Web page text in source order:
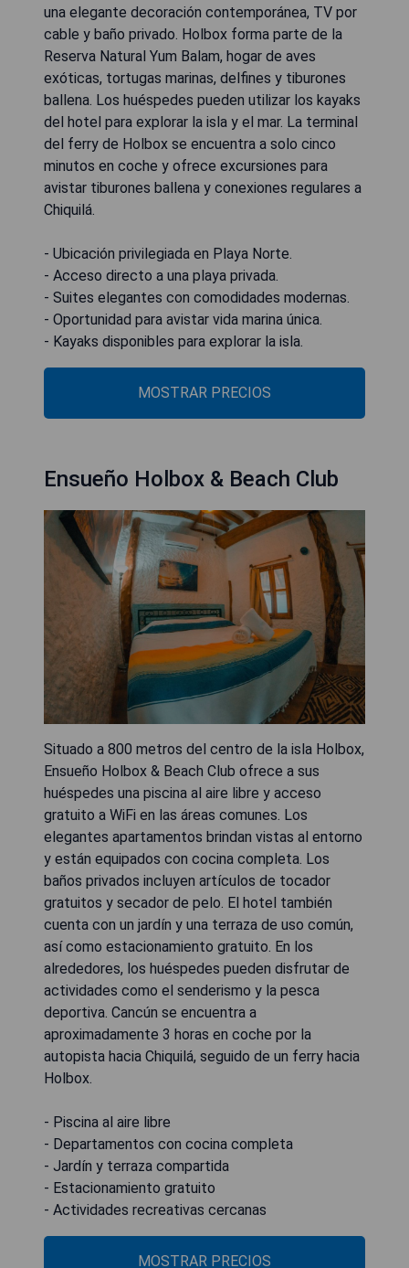
una elegante decoración contemporánea, TV por
cable y baño privado. Holbox forma parte de la
Reserva Natural Yum Balam, hogar de aves
exóticas, tortugas marinas, delfines y tiburones
ballena. Los huéspedes pueden utilizar los kayaks
del hotel para explorar la isla y el mar. La terminal
del ferry de Holbox se encuentra a solo cinco
minutos en coche y ofrece excursiones para
avistar tiburones ballena y conexiones regulares a
Chiquilá.
- Ubicación privilegiada en Playa Norte.
- Acceso directo a una playa privada.
- Suites elegantes con comodidades modernas.
- Oportunidad para avistar vida marina única.
- Kayaks disponibles para explorar la isla.
MOSTRAR PRECIOS
Ensueño Holbox & Beach Club
Situado a 800 metros del centro de la isla Holbox,
Ensueño Holbox & Beach Club ofrece a sus
huéspedes una piscina al aire libre y acceso
gratuito a WiFi en las áreas comunes. Los
elegantes apartamentos brindan vistas al entorno
y están equipados con cocina completa. Los
baños privados incluyen artículos de tocador
gratuitos y secador de pelo. El hotel también
cuenta con un jardín y una terraza de uso común,
así como estacionamiento gratuito. En los
alrededores, los huéspedes pueden disfrutar de
actividades como el senderismo y la pesca
deportiva. Cancún se encuentra a
aproximadamente 3 horas en coche por la
autopista hacia Chiquilá, seguido de un ferry hacia
Holbox.
- Piscina al aire libre
- Departamentos con cocina completa
- Jardín y terraza compartida
- Estacionamiento gratuito
- Actividades recreativas cercanas
MOSTRAR PRECIOS